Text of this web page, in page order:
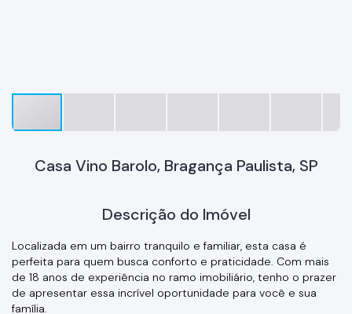
Casa Vino Barolo, Bragança Paulista, SP
Descrição do Imóvel
Localizada em um bairro tranquilo e familiar, esta casa é
perfeita para quem busca conforto e praticidade. Com mais
de 18 anos de experiência no ramo imobiliário, tenho o prazer
de apresentar essa incrível oportunidade para você e sua
família.